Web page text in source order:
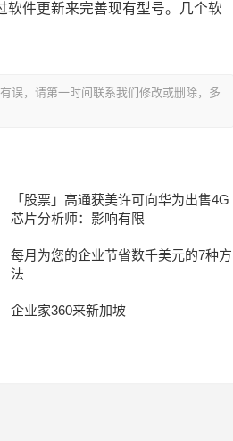
软件更新来完善现有型号。几个软
误，请第一时间联系我们修改或删除，多
「股票」高通获美许可向华为出售4G
芯片分析师：影响有限
每月为您的企业节省数千美元的7种方
法
企业家360来新加坡